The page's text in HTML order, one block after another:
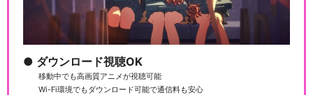
ハイパープロジェクション演
劇「ハイキュー!!」…
ダウンロード視聴OK
移動中でも高画質アニメが視聴可能
Wi-Fi環境でもダウンロード可能で通信料も安心